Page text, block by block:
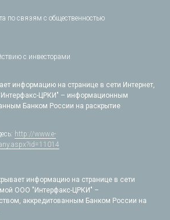
по связям с общественностью
с инвесторами
информацию на странице в сети Интернет,
ЦРКИ" – информационным
Банком России на раскрытие
http://www.e-
информацию на странице в сети
ООО "Интерфакс-ЦРКИ" –
аккредитованным Банком России на